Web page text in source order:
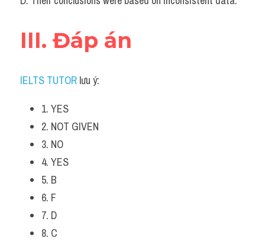
III. Đáp án
IELTS TUTOR lưu ý:
1. YES
2. NOT GIVEN
3. NO
4. YES
5. B
6. F
7. D
8. C